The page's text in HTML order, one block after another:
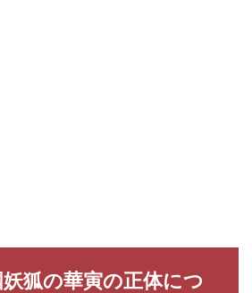
狐の華寅の正体につ